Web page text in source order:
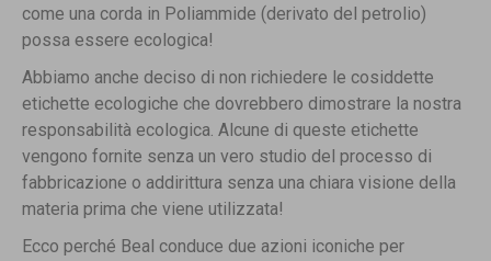
come una corda in Poliammide (derivato del petrolio)
possa essere ecologica!
Abbiamo anche deciso di non richiedere le cosiddette
etichette ecologiche che dovrebbero dimostrare la nostra
responsabilità ecologica. Alcune di queste etichette
vengono fornite senza un vero studio del processo di
fabbricazione o addirittura senza una chiara visione della
materia prima che viene utilizzata!
Ecco perché Beal conduce due azioni iconiche per